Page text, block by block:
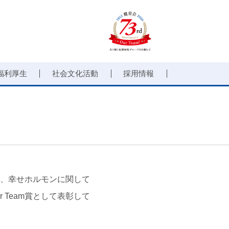
利厚生 社会文化活動 採用情報
幸せホルモンに関して
賞として表彰して